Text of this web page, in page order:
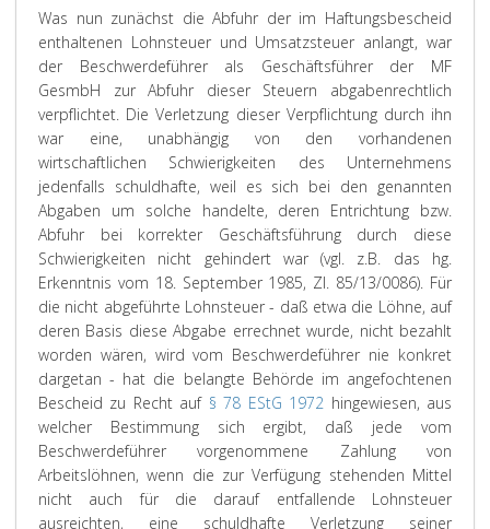
Was nun zunächst die Abfuhr der im Haftungsbescheid
enthaltenen Lohnsteuer und Umsatzsteuer anlangt, war
der Beschwerdeführer als Geschäftsführer der MF
GesmbH zur Abfuhr dieser Steuern abgabenrechtlich
verpflichtet. Die Verletzung dieser Verpflichtung durch ihn
war eine, unabhängig von den vorhandenen
wirtschaftlichen Schwierigkeiten des Unternehmens
jedenfalls schuldhafte, weil es sich bei den genannten
Abgaben um solche handelte, deren Entrichtung bzw.
Abfuhr bei korrekter Geschäftsführung durch diese
Schwierigkeiten nicht gehindert war (vgl. z.B. das hg.
Erkenntnis vom 18. September 1985, Zl. 85/13/0086). Für
die nicht abgeführte Lohnsteuer - daß etwa die Löhne, auf
deren Basis diese Abgabe errechnet wurde, nicht bezahlt
worden wären, wird vom Beschwerdeführer nie konkret
dargetan - hat die belangte Behörde im angefochtenen
Bescheid zu Recht auf § 78 EStG 1972 hingewiesen, aus
welcher Bestimmung sich ergibt, daß jede vom
Beschwerdeführer vorgenommene Zahlung von
Arbeitslöhnen, wenn die zur Verfügung stehenden Mittel
nicht auch für die darauf entfallende Lohnsteuer
ausreichten, eine schuldhafte Verletzung seiner